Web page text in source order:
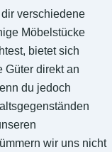
verschiedene
Möbelstücke
bietet sich
Güter direkt an
du jedoch
wir uns nicht